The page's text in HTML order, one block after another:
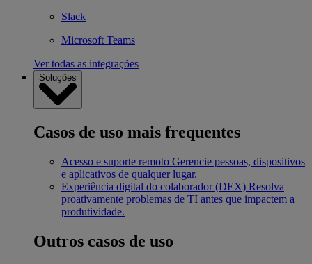
Slack
Microsoft Teams
Ver todas as integrações
Soluções
Casos de uso mais frequentes
Acesso e suporte remoto Gerencie pessoas, dispositivos
e aplicativos de qualquer lugar.
Experiência digital do colaborador (DEX) Resolva
proativamente problemas de TI antes que impactem a
produtividade.
Outros casos de uso